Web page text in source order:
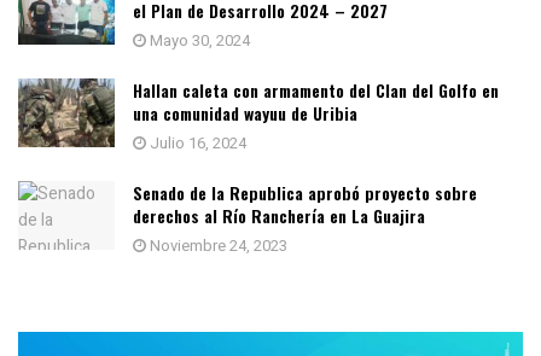
el Plan de Desarrollo 2024 – 2027
Mayo 30, 2024
Hallan caleta con armamento del Clan del Golfo en
una comunidad wayuu de Uribia
Julio 16, 2024
Senado de la Republica aprobó proyecto sobre
derechos al Río Ranchería en La Guajira
Noviembre 24, 2023